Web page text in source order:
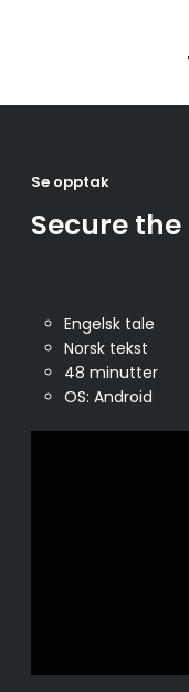
Se opptak
Secure the
Engelsk tale
Norsk tekst
48 minutter
OS: Android